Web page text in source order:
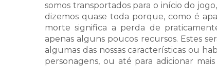
somos transportados para o início do
dizemos quase toda porque, como é
morte significa a perda de
apenas alguns poucos recursos. Estes
algumas das nossas características ou
personagens, ou até para adicionar